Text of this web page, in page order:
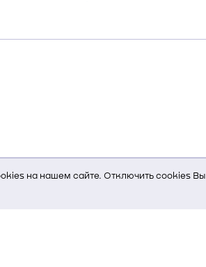
на нашем сайте. Отключить cookies Вы